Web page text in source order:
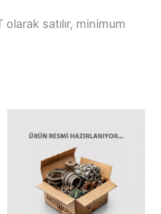
satılır, minimum